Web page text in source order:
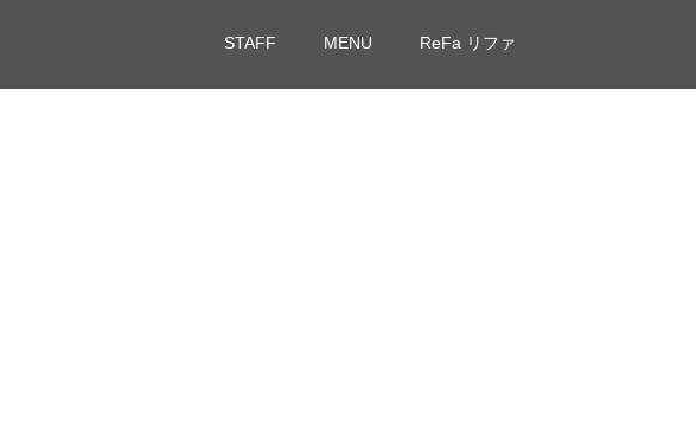
STAFF MENU ReFa リファ